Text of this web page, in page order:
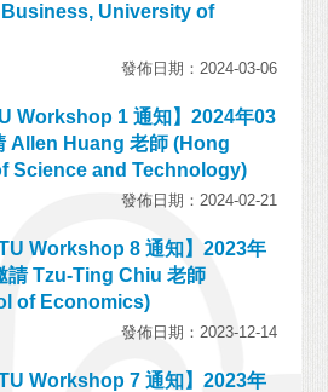
University of
發佈日期：2024-03-06
Workshop 1 通知】2024年03
Allen Huang 老師 (Hong
Science and Technology)
發佈日期：2024-02-21
Workshop 8 通知】2023年
請 Tzu-Ting Chiu 老師
of Economics)
發佈日期：2023-12-14
Workshop 7 通知】2023年